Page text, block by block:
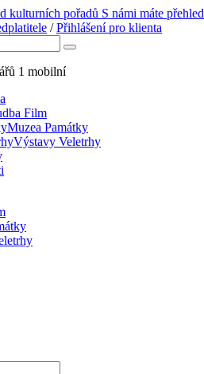
S námi máte přehled
/Přihlášení pro klienta
1 mobilní
Film
Muzea Památky
Výstavy Veletrhy